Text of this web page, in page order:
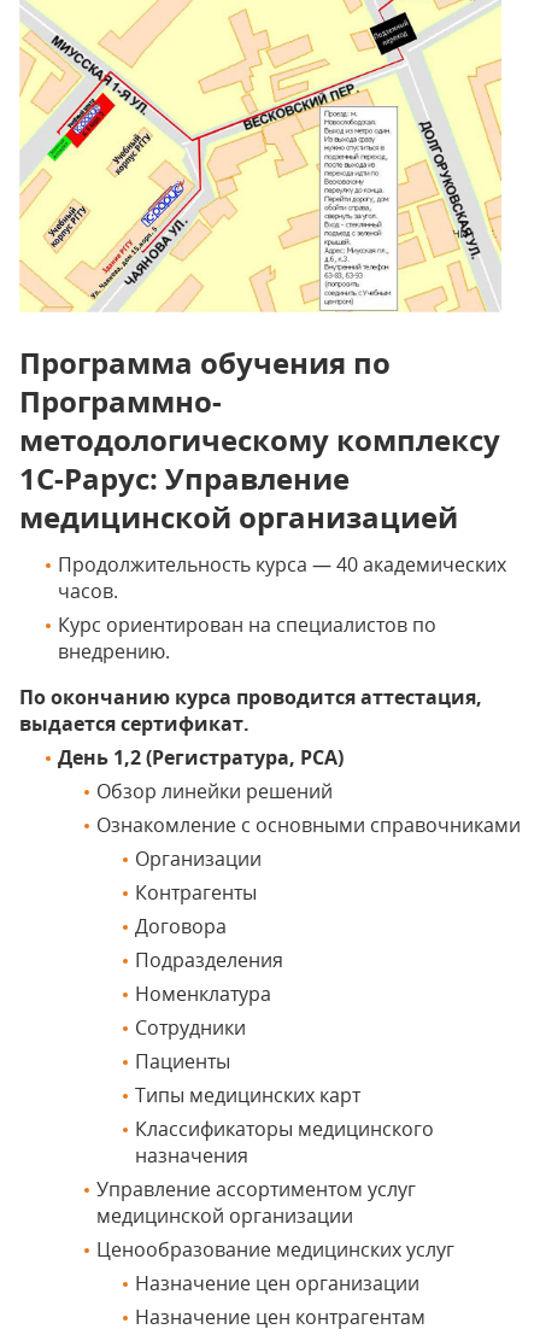
Программа обучения по
Программно-
методологическому комплексу
1С-Рарус: Управление
медицинской организацией
Продолжительность курса — 40 академических
часов.
Курс ориентирован на специалистов по
внедрению.
По окончанию курса проводится аттестация,
выдается сертификат.
День 1,2 (Регистратура, РСА)
Обзор линейки решений
Ознакомление с основными справочниками
Организации
Контрагенты
Договора
Подразделения
Номенклатура
Сотрудники
Пациенты
Типы медицинских карт
Классификаторы медицинского
назначения
Управление ассортиментом услуг
медицинской организации
Ценообразование медицинских услуг
Назначение цен организации
Назначение цен контрагентам